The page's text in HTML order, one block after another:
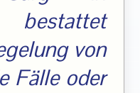
von
Fälle oder